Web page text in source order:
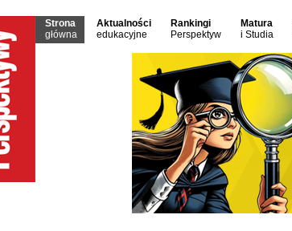
Strona
główna
Aktualności
edukacyjne
Rankingi
Perspektyw
Matura
i Studia